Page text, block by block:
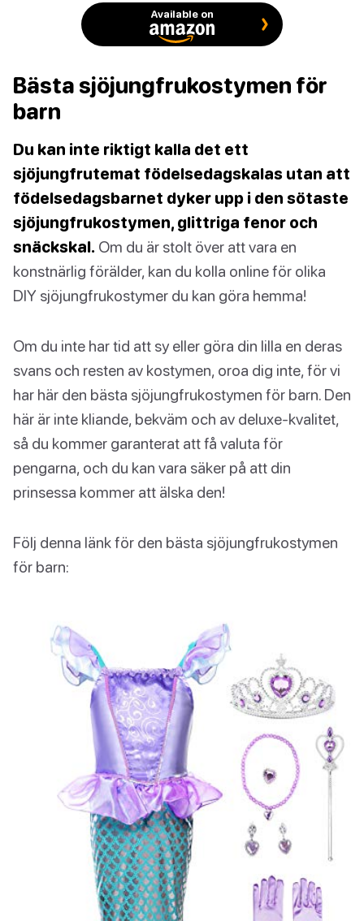
Available on
Bästa sjöjungfrukostymen för
barn
Du kan inte riktigt kalla det ett
sjöjungfrutemat födelsedagskalas utan att
födelsedagsbarnet dyker upp i den sötaste
sjöjungfrukostymen, glittriga fenor och
snäckskal. Om du är stolt över att vara en
konstnärlig förälder, kan du kolla online för olika
DIY sjöjungfrukostymer du kan göra hemma!
Om du inte har tid att sy eller göra din lilla en deras
svans och resten av kostymen, oroa dig inte, för vi
har här den bästa sjöjungfrukostymen för barn. Den
här är inte kliande, bekväm och av deluxe-kvalitet,
så du kommer garanterat att få valuta för
pengarna, och du kan vara säker på att din
prinsessa kommer att älska den!
Följ denna länk för den bästa sjöjungfrukostymen
för barn: